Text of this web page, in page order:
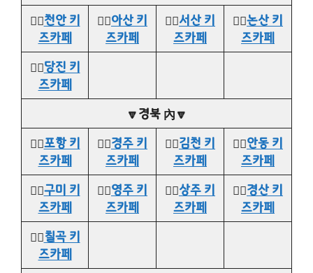
👉🏻천안 키
즈카페
👉🏻아산 키
즈카페
👉🏻서산 키
즈카페
👉🏻논산 키
즈카페
👉🏻당진 키
즈카페
🔽경북 內🔽
👉🏻포항 키
즈카페
👉🏻경주 키
즈카페
👉🏻김천 키
즈카페
👉🏻안동 키
즈카페
👉🏻구미 키
즈카페
👉🏻영주 키
즈카페
👉🏻상주 키
즈카페
👉🏻경산 키
즈카페
👉🏻칠곡 키
즈카페